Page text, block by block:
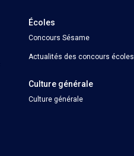
Écoles
Concours Sésame
Actualités des concours écoles
Culture générale
Culture générale